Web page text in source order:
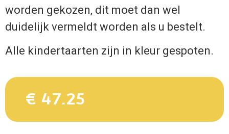
worden gekozen, dit moet dan wel
duidelijk vermeldt worden als u bestelt.
Alle kindertaarten zijn in kleur gespoten.
€ 47.25